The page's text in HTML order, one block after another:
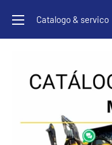
para
o
Catalogo & servico